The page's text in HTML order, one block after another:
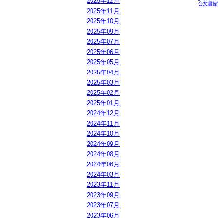
2025年11月
2025年10月
2025年09月
2025年07月
2025年06月
2025年05月
2025年04月
2025年03月
2025年02月
2025年01月
2024年12月
2024年11月
2024年10月
2024年09月
2024年08月
2024年06月
2024年03月
2023年11月
2023年09月
2023年07月
2023年06月
公文書館